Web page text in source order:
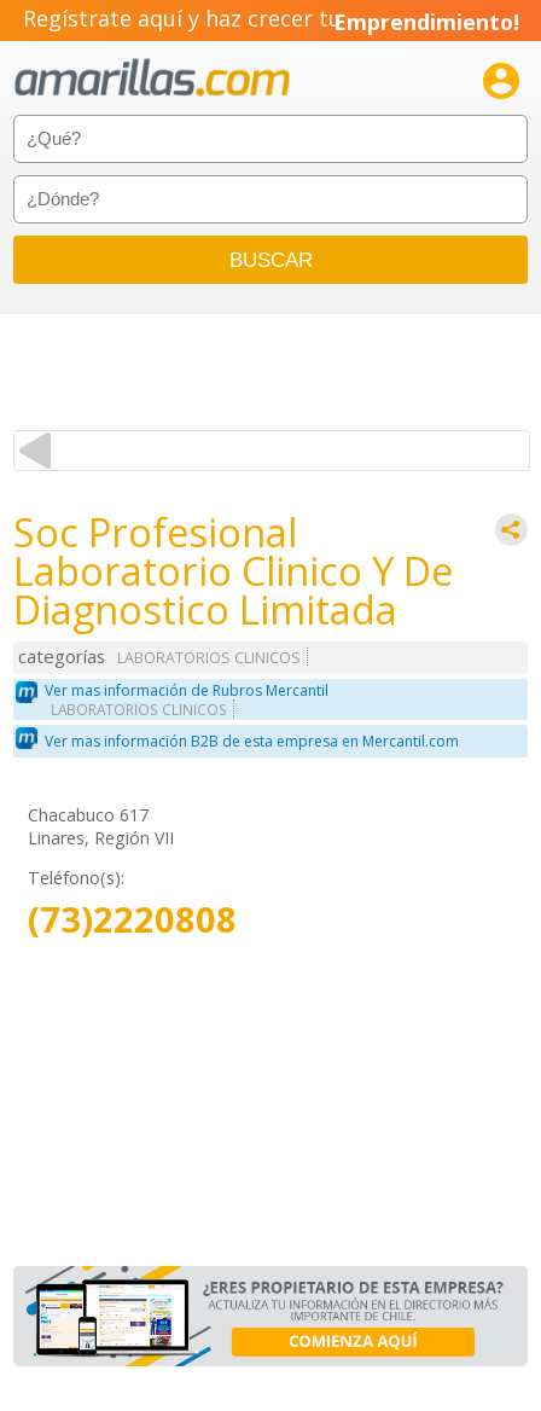
Regístrate aquí y haz crecer tuEmprendimiento!

Soc Profesional
Laboratorio Clinico Y De
Diagnostico Limitada
categorías
LABORATORIOS CLINICOS
Ver mas información de Rubros Mercantil
LABORATORIOS CLINICOS
Ver mas información B2B de esta empresa en Mercantil.com
Chacabuco 617
Linares, Región VII
Teléfono(s):
(73)2220808